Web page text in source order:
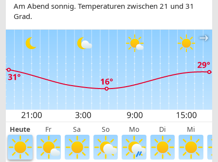
Am Abend sonnig. Temperaturen zwischen 21 und 31
Grad.
Heute Fr Sa So Mo Di Mi